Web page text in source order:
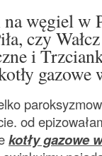
węgiel w
czy
i
gazowe
od
kotły gazowe